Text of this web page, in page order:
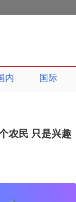
内 国际
农民 只是兴趣